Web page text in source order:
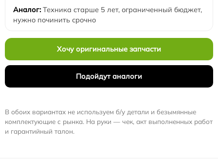
Техника старше 5 лет, ограниченный бюджет,
нужно починить срочно
Хочу оригинальные запчасти
Подойдут аналоги
В обоих вариантах не используем б/у детали и безымянные
комплектующие с рынка. На руки — чек, акт выполненных работ
и гарантийный талон.